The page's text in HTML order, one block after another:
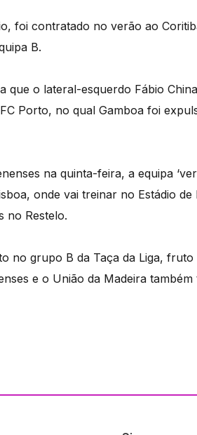
foi contratado no verão ao
B.
que o lateral-esquerdo Fábio
Porto, no qual Gamboa foi
na quinta-feira, a equipa
onde vai treinar no Estádio
no Restelo.
no grupo B da Taça da Liga,
e o União da Madeira